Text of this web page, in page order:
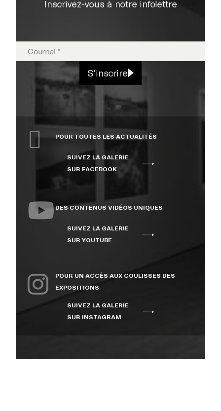
EXPOSITIONS
PUBLICATIONS
COLLECTION
ÉVÉNEMENTS ET
ACTIVITÉS
À PROPOS
NOUS JOINDRE
CENTRE CULTUREL DE
Inscrivez-vous à notre infolettre
S'inscrire
POUR TOUTES LES ACTUALITÉS
SUIVEZ LA GALERIE
SUR FACEBOOK
DES CONTENUS VIDÉOS UNIQUES
SUIVEZ LA GALERIE
SUR YOUTUBE
POUR UN ACCÈS AUX COULISSES DES
EXPOSITIONS
SUIVEZ LA GALERIE
SUR INSTAGRAM